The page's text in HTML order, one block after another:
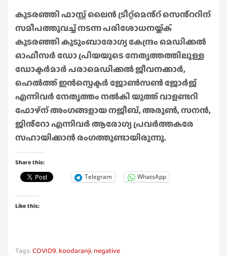
കൂടരഞ്ഞി ഫാസ്റ്റ് ലൈൻ ട്രീറ്റ്മെൻ്റ് സെൻ്ററിന്
സമീപത്തുവച്ച് നടന്ന പരിശോധനയ്ക്ക്
കൂടരഞ്ഞി കുടുംബാരോഗ്യ കേന്ദ്രം മെഡിക്കൽ
ഓഫീസർ ഡോ പ്രിയയുടെ നേതൃത്തത്തിലുള്ള
ഡോക്ടർമാർ പരാമെഡിക്കൽ ജീവനക്കാർ,
ഹെൽത്ത് ഇൻസ്പെക്ടർ ജോൺസൺ ജോർജ്
എന്നിവർ നേതൃത്തം നൽകി യൂത്ത് വാളണ്ടറി
ഫോഴ്ന് അംഗങ്ങളായ നജീബ്, അരുൺ, സനൻ,
ജിൻ്റോ എന്നിവർ ആരോഗ്യ പ്രവർത്തകരേ
സഹായിക്കാൻ രംഗത്തുണ്ടായിരുന്നു.
Share this:
Telegram WhatsApp
Like this:
Tags: COVID9, koodaranji, negative